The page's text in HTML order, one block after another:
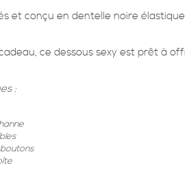
et conçu en dentelle noire
ce dessous sexy est prêt à
: